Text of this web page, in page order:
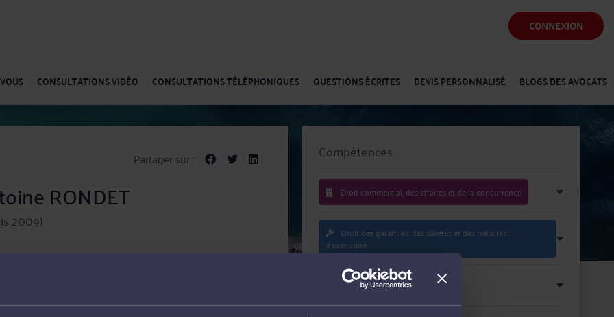
CONNEXION
CONSULTATIONS VIDÉO CONSULTATIONS TÉLÉPHONIQUES QUESTIONS ÉCRITES DEVIS PERSONNALISÉ BLOGS DES AVOCATS
Partager sur :
RONDET
2009)
en droit commercial, des affaires et de la
(Tribunaux judiciaires, voies d'exécution,
Compétences
Droit commercial, des affaires et de la concurrence
Droit des garanties, des sûretés et des mesures
d'exécution
Droit pénal